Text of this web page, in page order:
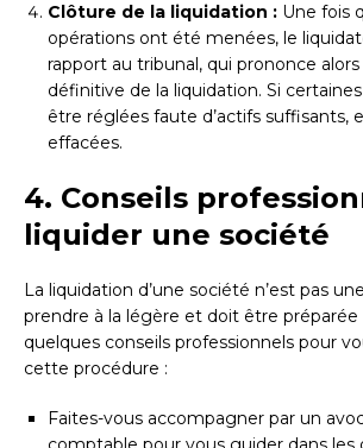
Clôture de la liquidation : Une fois
opérations ont été menées, le
rapport au tribunal, qui prononce
définitive de la liquidation. Si
être réglées faute d’actifs suffisants,
effacées.
4. Conseils
liquider une société
La liquidation d’une société n’est pas
prendre à la légère et doit être préparée
quelques conseils professionnels pour
cette procédure :
Faites-vous accompagner par un